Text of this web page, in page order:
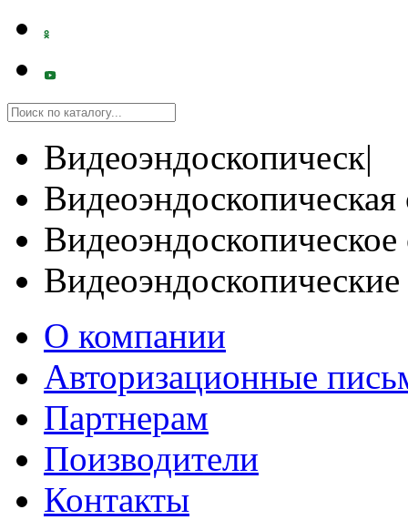
Видеоэндоскопическ|
Видеоэндоскопическая
О компании
Авторизационные
Партнерам
Поизводители
Контакты